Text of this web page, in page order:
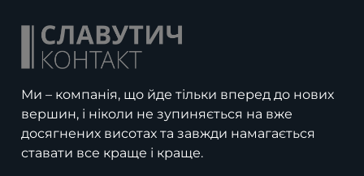
Ми – компанія, що йде тільки вперед до нових
вершин, і ніколи не зупиняється на вже
досягнених висотах та завжди намагається
ставати все краще і краще.